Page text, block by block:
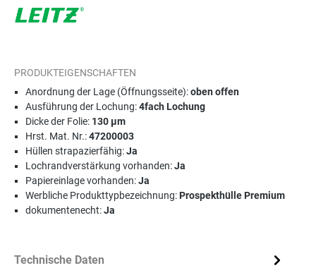
PRODUKTEIGENSCHAFTEN
Anordnung der Lage (Öffnungsseite):oben offen
Ausführung der Lochung:4fach Lochung
Dicke der Folie: 130 µm
Hrst. Mat. Nr.:47200003
Hüllen strapazierfähig:Ja
Lochrandverstärkung vorhanden:Ja
Papiereinlage vorhanden:Ja
Werbliche Produkttypbezeichnung:Prospekthülle Premium
dokumentenecht:Ja
Technische Daten